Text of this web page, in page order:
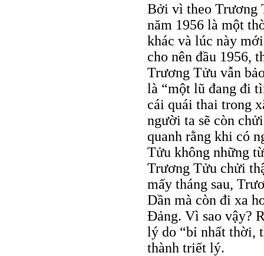
Bởi vì theo Trương
năm 1956 là một
khác và lúc này
cho nên đầu 1956,
Trương Tửu vẫn
là “một lũ đang đi
cái quái thai trong
người ta sẽ còn
quanh rằng khi có
Tửu không những
Trương Tửu chửi
mấy tháng sau,
Dần mà còn đi xa
Ðảng. Vì sao vậy?
lý do “bỉ nhất thời,
thành triết lý.